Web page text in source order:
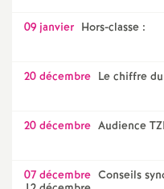
09 janvier Hors-classe :
20 décembre Le chiffre
20 décembre Audience
07 décembre Conseils